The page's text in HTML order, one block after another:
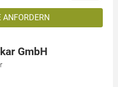
ANFORDERN
GmbH